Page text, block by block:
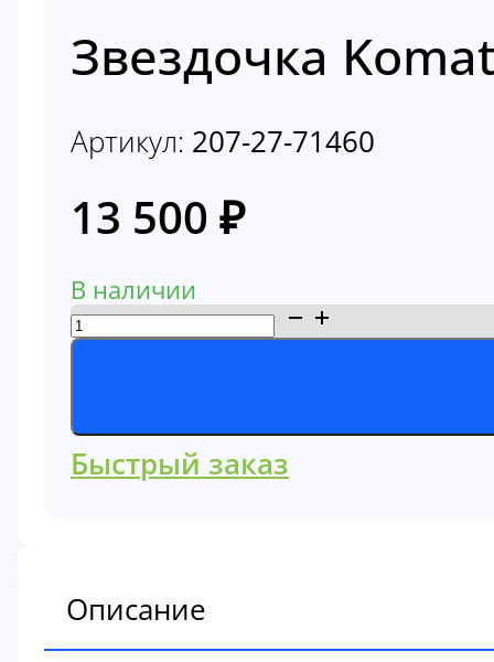
Звездочка
Артикул: 207-27-71460
13 500 ₽
В наличии
Количество
товара
Komatsu
(207-
27-
Быстрый заказ
Описание